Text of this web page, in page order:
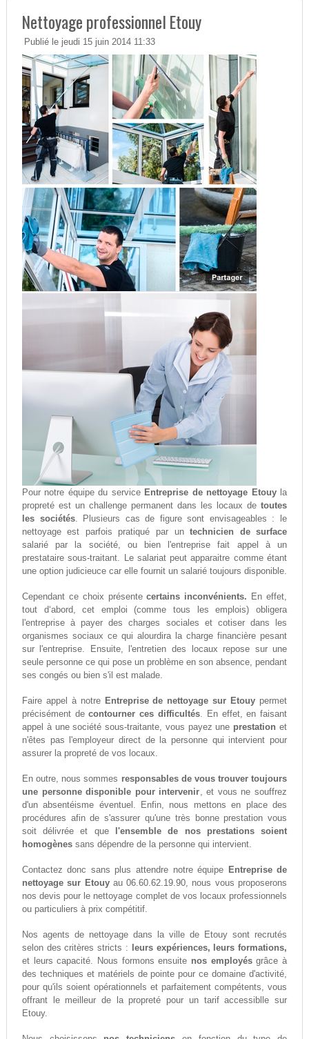
Nettoyage professionnel Etouy
Publié le jeudi 15 juin 2014 11:33
Pour notre équipe du service Entreprise de nettoyage Etouyla
propreté est un challenge permanent dans les locaux detoutes
les sociétés. Plusieurs cas de figure sont envisageables : le
nettoyage est parfois pratiqué par untechnicien de surface
salarié par la société, ou bien l'entreprise fait appel à un
prestataire sous-traitant. Le salariat peut apparaitre comme étant
une option judicieuce car elle fournit un salarié toujours disponible.
Cependant ce choix présentecertains inconvénients. En effet,
tout d‘abord, cet emploi (comme tous les emplois) obligera
l'entreprise à payer des charges sociales et cotiser dans les
organismes sociaux ce qui alourdira la charge financière pesant
sur l'entreprise. Ensuite, l'entretien des locaux repose sur une
seule personne ce qui pose un problème en son absence, pendant
ses congés ou bien s'il est malade.
Faire appel à notre Entreprise de nettoyage sur Etouy permet
précisément decontourner ces difficultés. En effet, en faisant
appel à une société sous-traitante, vous payez une prestation et
n'êtes pas l'employeur direct de la personne qui intervient pour
assurer la propreté de vos locaux.
En outre, nous sommes responsables de vous trouver toujours
une personne disponible pour intervenir, et vous ne souffrez
d'un absentéisme éventuel. Enfin, nous mettons en place des
procédures afin de s'assurer qu'une très bonne prestation vous
soit délivrée et que
l'ensemble de nos prestations soient
homogènessans dépendre de la personne qui intervient.
Contactez donc sans plus attendre notre équipe Entreprise de
nettoyage sur Etouyau 06.60.62.19.90, nous vous proposerons
nos devis pour le nettoyage complet de vos locaux professionnels
ou particuliers à prix compétitif.
Nos agents de nettoyage dans la ville de Etouy sont recrutés
selon des critères stricts :
leurs expériences, leurs formations,
et leurs capacité. Nous formons ensuite nos employésgrâce à
des techniques et matériels de pointe pour ce domaine d'activité,
pour qu'ils soient opérationnels et parfaitement compétents, vous
offrant le meilleur de la propreté pour un tarif accessiblle sur
Etouy.